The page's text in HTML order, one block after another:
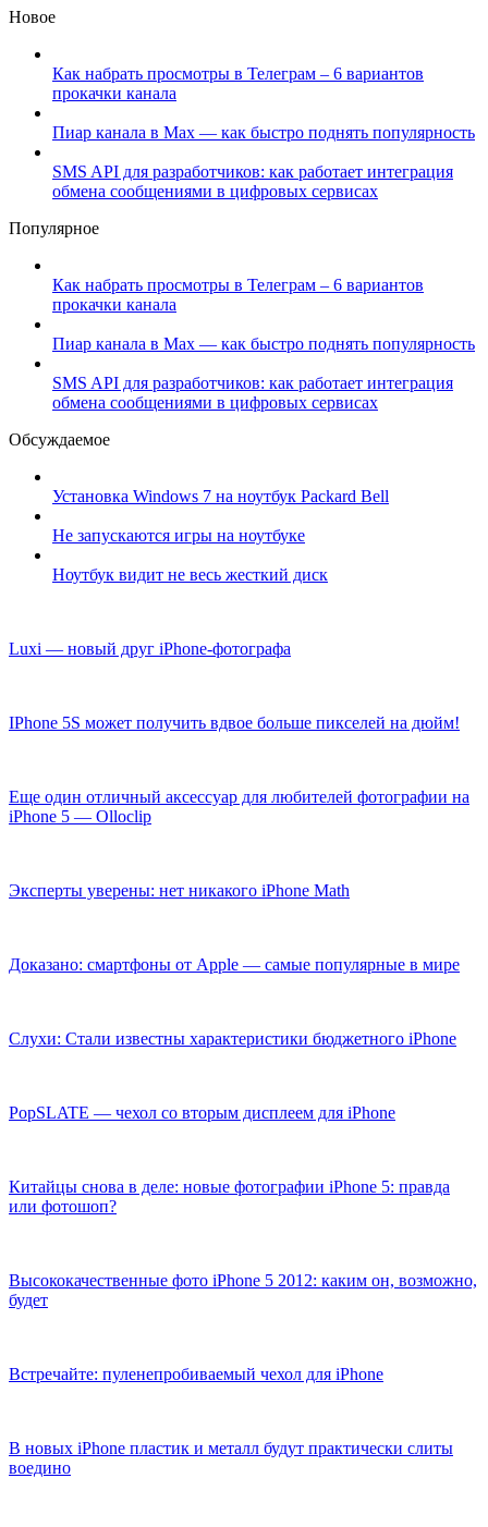
Новое
Как набрать просмотры в Телеграм – 6 вариантов
прокачки канала
Пиар канала в Max — как быстро поднять популярность
SMS API для разработчиков: как работает интеграция
обмена сообщениями в цифровых сервисах
Популярное
Как набрать просмотры в Телеграм – 6 вариантов
прокачки канала
Пиар канала в Max — как быстро поднять популярность
SMS API для разработчиков: как работает интеграция
обмена сообщениями в цифровых сервисах
Обсуждаемое
Установка Windows 7 на ноутбук Packard Bell
Не запускаются игры на ноутбуке
Ноутбук видит не весь жесткий диск
Luxi — новый друг iPhone-фотографа
IPhone 5S может получить вдвое больше пикселей на дюйм!
Еще один отличный аксессуар для любителей фотографии на
iPhone 5 — Olloclip
Эксперты уверены: нет никакого iPhone Math
Доказано: смартфоны от Apple — самые популярные в мире
Слухи: Стали известны характеристики бюджетного iPhone
PopSLATE — чехол со вторым дисплеем для iPhone
Китайцы снова в деле: новые фотографии iPhone 5: правда
или фотошоп?
Высококачественные фото iPhone 5 2012: каким он, возможно,
будет
Встречайте: пуленепробиваемый чехол для iPhone
В новых iPhone пластик и металл будут практически слиты
воедино